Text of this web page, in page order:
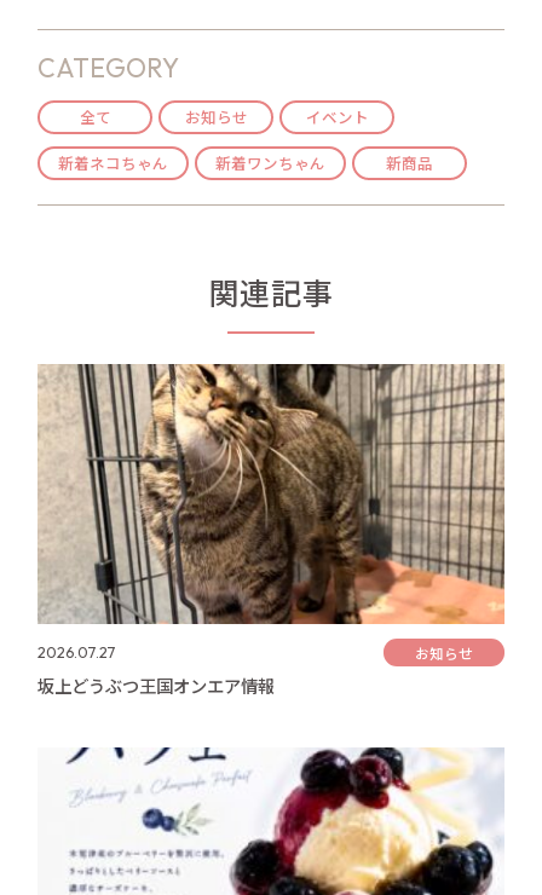
CATEGORY
全て お知らせ
イベント
新着ネコちゃん
新着ワンちゃん 新商品
関連記事
2026.07.27 お知らせ
坂上どうぶつ王国オンエア情報